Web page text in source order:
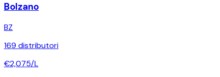
Bolzano
BZ
169 distributori
€2,075/L